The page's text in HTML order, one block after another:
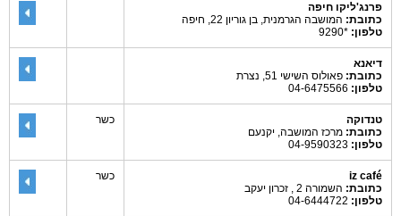
פרנג'ליקו חיפה
כתובת: המושבה הגרמנית, בן גוריון 22, חיפה
טלפון: *9290
דיאנא
כתובת: פאולוס השישי 51, נצרת
טלפון:
טנדוקה
כתובת: מרכז המושבה, יקנעם
טלפון:
כשר
iz café
כתובת: השמורה 2 , זכרון יעקב
טלפון:
כשר